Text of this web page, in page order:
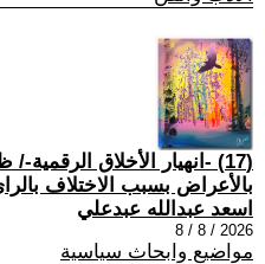
(17) -انهيار الأخلاق
بالأعراض بسبب الاختلاف
اسعد عبدالله عبدعلي
2026 / 8 / 8
مواضيع وابحاث سياسية